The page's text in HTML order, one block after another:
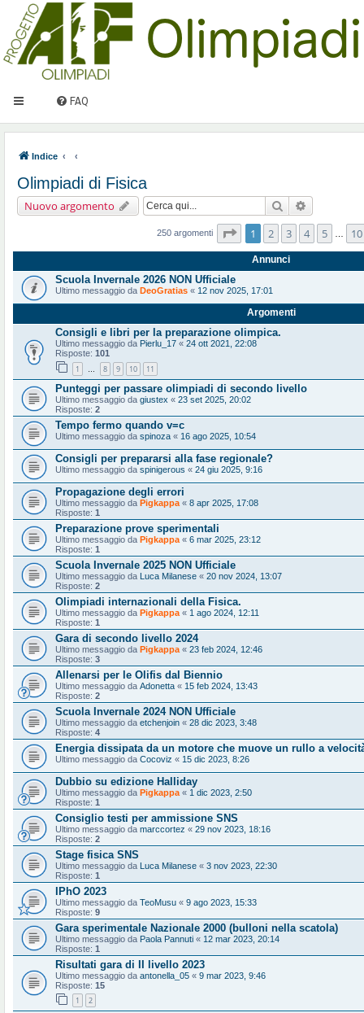
FAQ
Indice
Olimpiadi di Fisica
Nuovo argomento Cerca
250 argomenti Pagina1 di10
1 2 3 4 5 10
Annunci
Scuola Invernale 2026 NON Ufficiale
Ultimo messaggio da DeoGratias « 12 nov 2025, 17:01
Argomenti
Consigli e libri per la preparazione olimpica.
Ultimo messaggio da Pierlu_17 « 24 ott 2021, 22:08
Risposte: 101
1 … 8 9 10 11
Punteggi per passare olimpiadi di secondo livello
Ultimo messaggio da giustex « 23 set 2025, 20:02
Risposte: 2
Tempo fermo quando v=c
Ultimo messaggio da spinoza « 16 ago 2025, 10:54
Consigli per prepararsi alla fase regionale?
Ultimo messaggio da spinigerous « 24 giu 2025, 9:16
Propagazione degli errori
Ultimo messaggio da Pigkappa « 8 apr 2025, 17:08
Risposte: 1
Preparazione prove sperimentali
Ultimo messaggio da Pigkappa « 6 mar 2025, 23:12
Risposte: 1
Scuola Invernale 2025 NON Ufficiale
Ultimo messaggio da Luca Milanese « 20 nov 2024, 13:07
Risposte: 2
Olimpiadi internazionali della Fisica.
Ultimo messaggio da Pigkappa « 1 ago 2024, 12:11
Risposte: 1
Gara di secondo livello 2024
Ultimo messaggio da Pigkappa « 23 feb 2024, 12:46
Risposte: 3
Allenarsi per le Olifis dal Biennio
Ultimo messaggio da Adonetta « 15 feb 2024, 13:43
Risposte: 2
Scuola Invernale 2024 NON Ufficiale
Ultimo messaggio da etchenjoin « 28 dic 2023, 3:48
Risposte: 4
Energia dissipata da un motore che muove un rullo a
Ultimo messaggio da Cocoviz « 15 dic 2023, 8:26
Dubbio su edizione Halliday
Ultimo messaggio da Pigkappa « 1 dic 2023, 2:50
Risposte: 1
Consiglio testi per ammissione SNS
Ultimo messaggio da marccortez « 29 nov 2023, 18:16
Risposte: 2
Stage fisica SNS
Ultimo messaggio da Luca Milanese « 3 nov 2023, 22:30
Risposte: 1
IPhO 2023
Ultimo messaggio da TeoMusu « 9 ago 2023, 15:33
Risposte: 9
Gara sperimentale Nazionale 2000 (bulloni nella scatola)
Ultimo messaggio da Paola Pannuti « 12 mar 2023, 20:14
Risposte: 1
Risultati gara di II livello 2023
Ultimo messaggio da antonella_05 « 9 mar 2023, 9:46
Risposte: 15
1 2